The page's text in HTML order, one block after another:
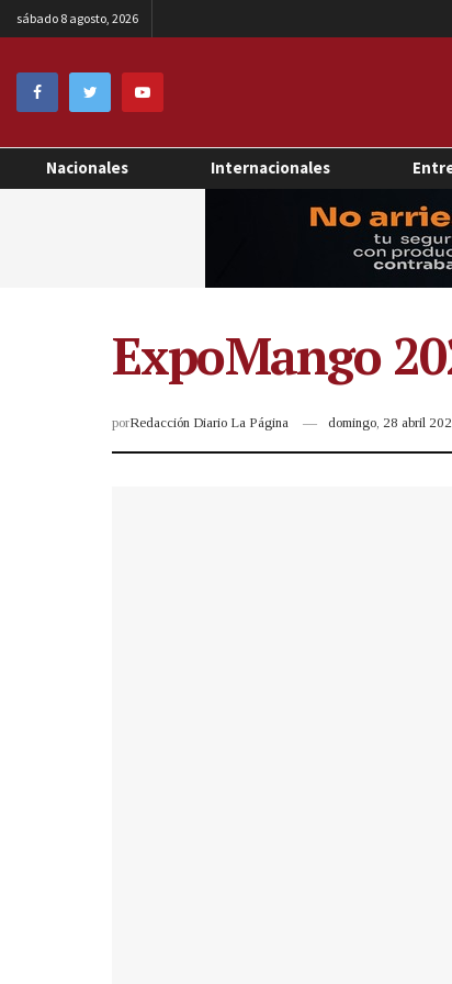
sábado 8 agosto, 2026
Nacionales Internacionales
ExpoMango
porRedacción Diario La Página domingo, 28 abril